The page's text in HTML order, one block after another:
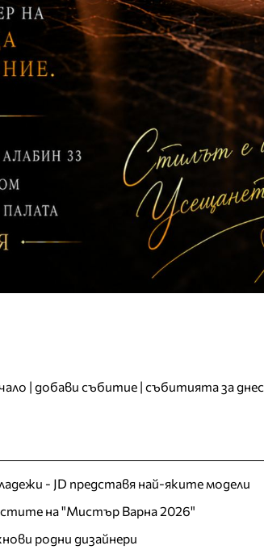
| добави събитие | събитията за днес
- JD представя най-яките модели
на "Мистър Варна 2026"
родни дизайнери